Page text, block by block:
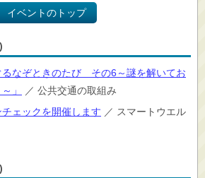
イベントのトップ
るなぞときのたび その6～謎を解いてお
」
／ 公共交通の取組み
ェックを開催します ／ スマートウエル